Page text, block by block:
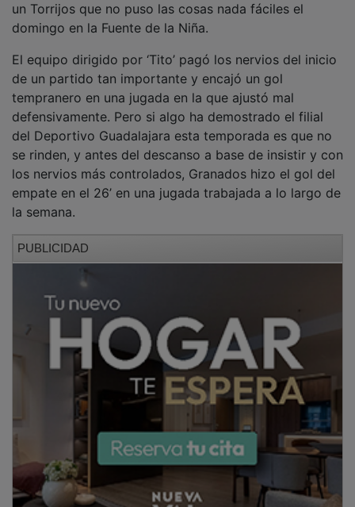
un Torrijos que no puso las cosas nada fáciles el
domingo en la Fuente de la Niña.
El equipo dirigido por ‘Tito’ pagó los nervios del inicio
de un partido tan importante y encajó un gol
tempranero en una jugada en la que ajustó mal
defensivamente. Pero si algo ha demostrado el filial
del Deportivo Guadalajara esta temporada es que no
se rinden, y antes del descanso a base de insistir y con
los nervios más controlados, Granados hizo el gol del
empate en el 26’ en una jugada trabajada a lo largo de
la semana.
PUBLICIDAD